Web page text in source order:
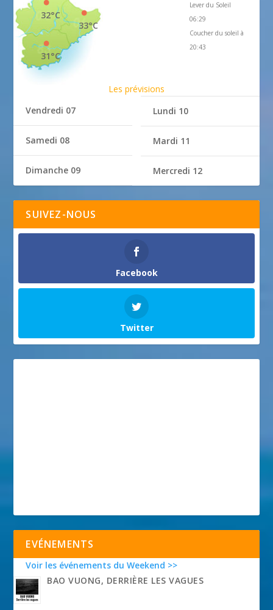
33°C
32°C
31°C
Lever du Soleil
06:29
Coucher du soleil à
20:43
Les prévisions
Vendredi 07
Samedi 08
Dimanche 09
Lundi 10
Mardi 11
Mercredi 12
SUIVEZ-NOUS
Facebook
Twitter
EVÉNEMENTS
Voir les événements du Weekend >>
BAO VUONG, DERRIÈRE LES VAGUES